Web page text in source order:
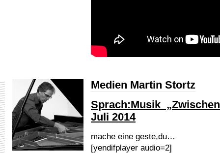
Medien Martin Stortz
Sprach:Musik
Juli 2014
mache eine geste,du…
[yendifplayer audio=2]